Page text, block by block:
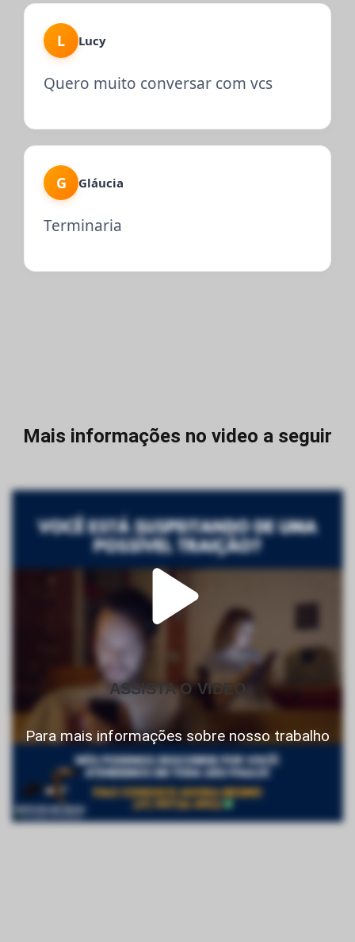
L Lucy
Quero muito conversar com vcs
G Gláucia
Terminaria
Mais informações no video a seguir
ASSISTA O VIDEO
Para mais informações sobre nosso trabalho